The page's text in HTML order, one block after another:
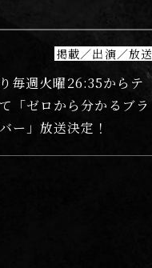
掲載／出演／放送
毎週火曜26:35からテ
「ゼロから分かるブラ
ー」放送決定！